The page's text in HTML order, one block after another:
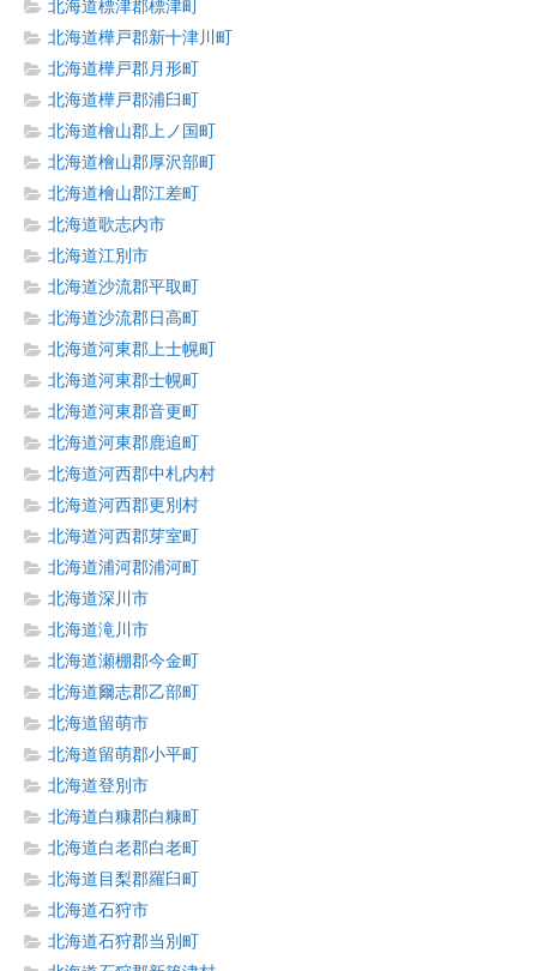
北海道標津郡標津町
北海道樺戸郡新十津川町
北海道樺戸郡月形町
北海道樺戸郡浦臼町
北海道檜山郡上ノ国町
北海道檜山郡厚沢部町
北海道檜山郡江差町
北海道歌志内市
北海道江別市
北海道沙流郡平取町
北海道沙流郡日高町
北海道河東郡上士幌町
北海道河東郡士幌町
北海道河東郡音更町
北海道河東郡鹿追町
北海道河西郡中札内村
北海道河西郡更別村
北海道河西郡芽室町
北海道浦河郡浦河町
北海道深川市
北海道滝川市
北海道瀬棚郡今金町
北海道爾志郡乙部町
北海道留萌市
北海道留萌郡小平町
北海道登別市
北海道白糠郡白糠町
北海道白老郡白老町
北海道目梨郡羅臼町
北海道石狩市
北海道石狩郡当別町